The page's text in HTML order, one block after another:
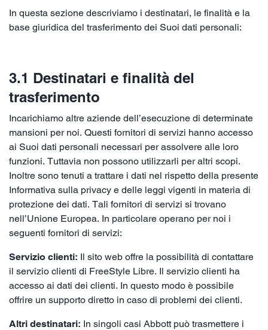
In questa sezione descriviamo i destinatari, le finalità e la
base giuridica del trasferimento dei Suoi dati personali:
3.1 Destinatari e finalità del
trasferimento
Incarichiamo altre aziende dell’esecuzione di determinate
mansioni per noi. Questi fornitori di servizi hanno accesso
ai Suoi dati personali necessari per assolvere alle loro
funzioni. Tuttavia non possono utilizzarli per altri scopi.
Inoltre sono tenuti a trattare i dati nel rispetto della presente
Informativa sulla privacy e delle leggi vigenti in materia di
protezione dei dati. Tali fornitori di servizi si trovano
nell’Unione Europea. In particolare operano per noi i
seguenti fornitori di servizi:
Servizio clienti: Il sito web offre la possibilità di contattare
il servizio clienti di FreeStyle Libre. Il servizio clienti ha
accesso ai dati dei clienti. In questo modo è possibile
offrire un supporto diretto in caso di problemi dei clienti.
Altri destinatari: In singoli casi Abbott può trasmettere i